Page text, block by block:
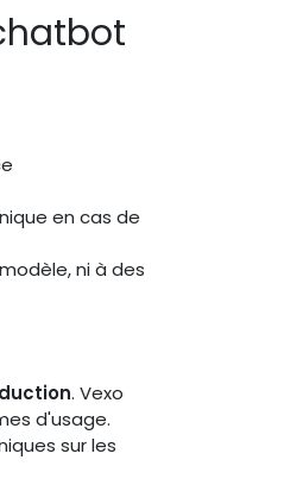
en cas de
ni à des
. Vexo
d'usage.
sur les